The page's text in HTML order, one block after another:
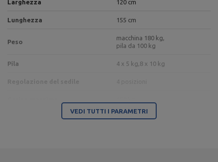
Larghezza 120 cm
Lunghezza 155 cm
Peso
macchina 180 kg,
pila da 100 kg
Pila 4 x 5 kg,8 x 10 kg
1,8 m
VEDI TUTTI I PARAMETRI